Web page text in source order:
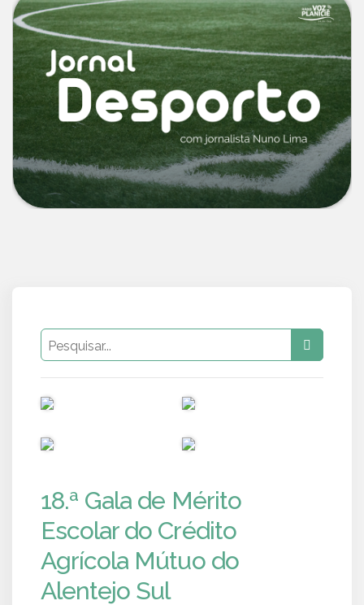
18.ª Gala de Mérito
Escolar do Crédito
Agrícola Mútuo do
Alentejo Sul